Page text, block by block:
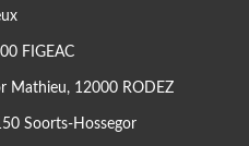
FIGEAC
Mathieu, 12000 RODEZ
Soorts-Hossegor